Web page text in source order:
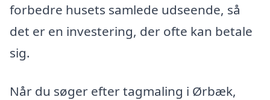
forbedre husets samlede udseende, så
det er en investering, der ofte kan betale
sig.
Når du søger efter tagmaling i Ørbæk,